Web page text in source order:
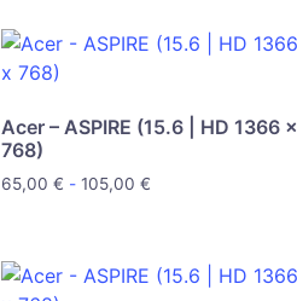
Acer – ASPIRE (15.6 | HD 1366 x
768)
65,00€ - 105,00€